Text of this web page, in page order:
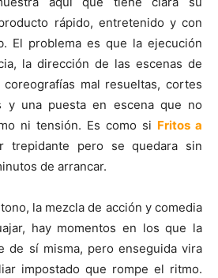
rápido, entretenido y con
El problema es que la ejecución
la dirección de las escenas de
mal resueltas, cortes
y una puesta en escena que no
ni tensión. Es como si Fritos a
trepidante pero se quedara sin
de arrancar.
la mezcla de acción y comedia
hay momentos en los que la
de sí misma, pero enseguida vira
impostado que rompe el ritmo.